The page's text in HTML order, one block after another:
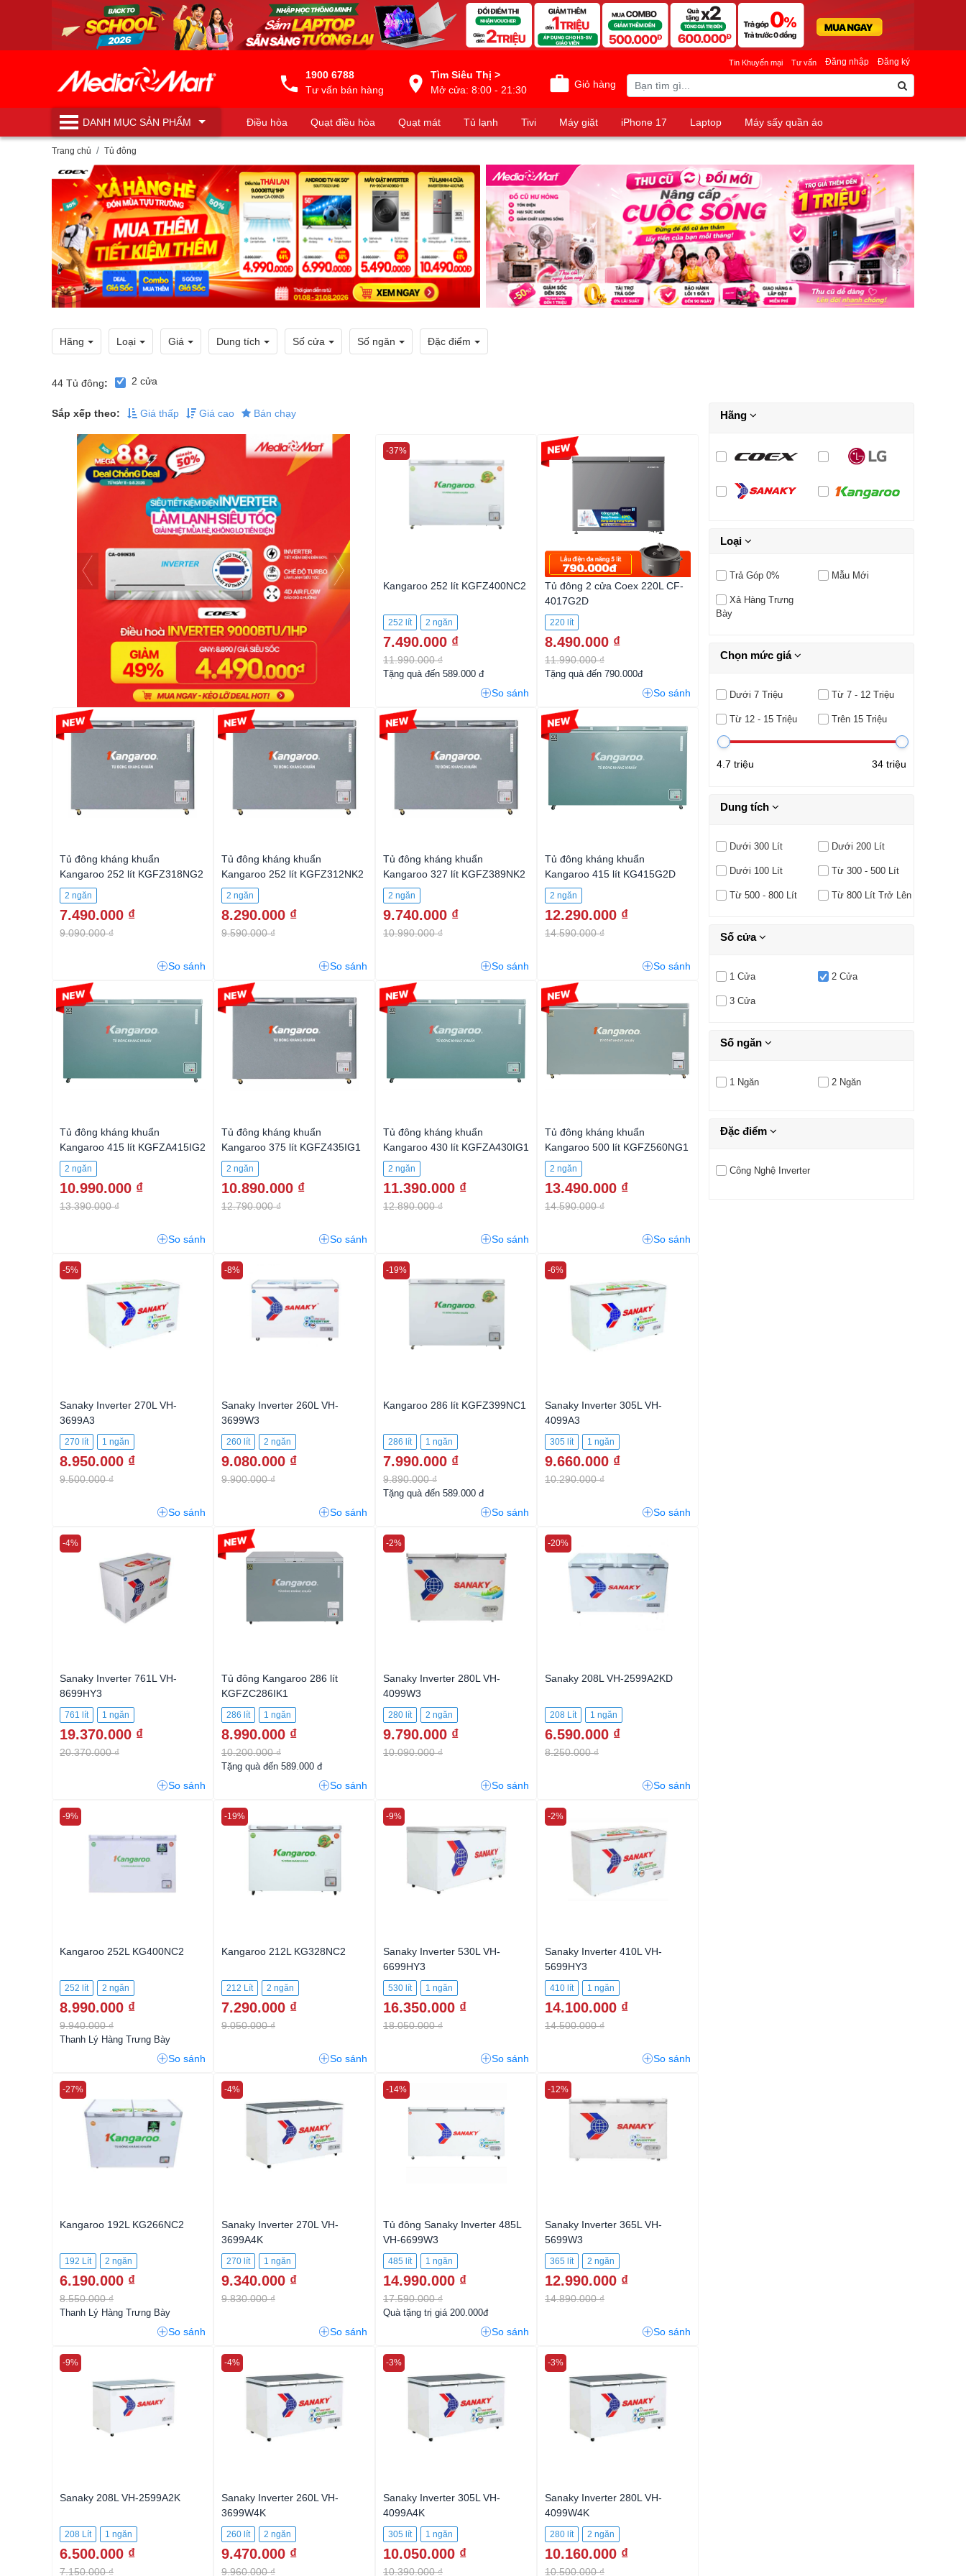
1900 6788
Tư vấn bán hàng
Tìm Siêu Thị >
Mở cửa: 8:00 - 21:30
Giỏ hàng
Đăng nhập Đăng ký
Tin Khuyến mại Tư vấn
DANH MỤCSẢN PHẨM Điều hòa Quạt điều hòa Quạt mát Tủ lạnh Tivi Máy giặt iPhone 17 Laptop
Máy sấy quần áo
Máy lọc nước
Trang chủ Tủ đông
Hãng Loại Giá Dung tích Số cửa Số ngăn Đặc điểm
44 Tủ đông: 2 cửa
Sắp xếp theo: Giá thấp Giá cao Bán chạy
Kangaroo 252 lít KGFZ400NC2
252 lít 2 ngăn
7.490.000 ₫
11.990.000 ₫
-37%
Tặng quà đến 589.000 đ
So sánh
Tủ đông 2 cửa Coex 220L CF-
4017G2D
220 lít
8.490.000 ₫
11.990.000 ₫
-29%
Tặng quà đến 790.000đ
So sánh
Tủ đông kháng khuẩn
Kangaroo 252 lít KGFZ318NG2
2 ngăn
7.490.000 ₫
9.090.000 ₫
-17%
So sánh
Tủ đông kháng khuẩn
Kangaroo 252 lít KGFZ312NK2
2 ngăn
8.290.000 ₫
9.590.000 ₫
-13%
So sánh
Tủ đông kháng khuẩn
Kangaroo 327 lít KGFZ389NK2
2 ngăn
9.740.000 ₫
10.990.000 ₫
-11%
So sánh
Tủ đông kháng khuẩn
Kangaroo 415 lít KG415G2D
2 ngăn
12.290.000 ₫
14.590.000 ₫
-15%
So sánh
Tủ đông kháng khuẩn
Kangaroo 415 lít KGFZA415IG2
2 ngăn
10.990.000 ₫
13.390.000 ₫
-17%
So sánh
Tủ đông kháng khuẩn
Kangaroo 375 lít KGFZ435IG1
2 ngăn
10.890.000 ₫
12.790.000 ₫
-14%
So sánh
Tủ đông kháng khuẩn
Kangaroo 430 lít KGFZA430IG1
2 ngăn
11.390.000 ₫
12.890.000 ₫
-11%
So sánh
Tủ đông kháng khuẩn
Kangaroo 500 lít KGFZ560NG1
2 ngăn
13.490.000 ₫
14.590.000 ₫
-7%
So sánh
Sanaky Inverter 270L VH-
3699A3
270 lít 1 ngăn
8.950.000 ₫
9.500.000 ₫
-5%
So sánh
Sanaky Inverter 260L VH-
3699W3
260 lít 2 ngăn
9.080.000 ₫
9.900.000 ₫
-8%
So sánh
Kangaroo 286 lít KGFZ399NC1
286 lít 1 ngăn
7.990.000 ₫
9.890.000 ₫
-19%
Tặng quà đến 589.000 đ
So sánh
Sanaky Inverter 305L VH-
4099A3
305 lít 1 ngăn
9.660.000 ₫
10.290.000 ₫
-6%
So sánh
Sanaky Inverter 761L VH-
8699HY3
761 lít 1 ngăn
19.370.000 ₫
20.370.000 ₫
-4%
So sánh
Tủ đông Kangaroo 286 lít
KGFZC286IK1
286 lít 1 ngăn
8.990.000 ₫
10.200.000 ₫
-11%
Tặng quà đến 589.000 đ
So sánh
Sanaky Inverter 280L VH-
4099W3
280 lít 2 ngăn
9.790.000 ₫
10.090.000 ₫
-2%
So sánh
Sanaky 208L VH-2599A2KD
208 Lít 1 ngăn
6.590.000 ₫
8.250.000 ₫
-20%
So sánh
Kangaroo 252L KG400NC2
252 lít 2 ngăn
8.990.000 ₫
9.940.000 ₫
-9%
Thanh Lý Hàng Trưng Bày
So sánh
Kangaroo 212L KG328NC2
212 Lít 2 ngăn
7.290.000 ₫
9.050.000 ₫
-19%
So sánh
Sanaky Inverter 530L VH-
6699HY3
530 lít 1 ngăn
16.350.000 ₫
18.050.000 ₫
-9%
So sánh
Sanaky Inverter 410L VH-
5699HY3
410 lít 1 ngăn
14.100.000 ₫
14.500.000 ₫
-2%
So sánh
Kangaroo 192L KG266NC2
192 Lít 2 ngăn
6.190.000 ₫
8.550.000 ₫
-27%
Thanh Lý Hàng Trưng Bày
So sánh
Sanaky Inverter 270L VH-
3699A4K
270 lít 1 ngăn
9.340.000 ₫
9.830.000 ₫
-4%
So sánh
Tủ đông Sanaky Inverter 485L
VH-6699W3
485 lít 1 ngăn
14.990.000 ₫
17.590.000 ₫
-14%
Quà tặng trị giá 200.000đ
So sánh
Sanaky Inverter 365L VH-
5699W3
365 lít 2 ngăn
12.990.000 ₫
14.890.000 ₫
-12%
So sánh
Sanaky 208L VH-2599A2K
208 Lít 1 ngăn
6.500.000 ₫
7.150.000 ₫
-9%
Sanaky Inverter 260L VH-
3699W4K
260 lít 2 ngăn
9.470.000 ₫
9.960.000 ₫
-4%
Sanaky Inverter 305L VH-
4099A4K
305 lít 1 ngăn
10.050.000 ₫
10.390.000 ₫
-3%
Sanaky Inverter 280L VH-
4099W4K
280 lít 2 ngăn
10.160.000 ₫
10.500.000 ₫
-3%
Hãng
Loại
Trả Góp 0% Mẫu Mới
Xả Hàng Trưng
Bày
Chọn mức giá
Dưới 7 Triệu Từ 7 - 12 Triệu
Từ 12 - 15 Triệu Trên 15 Triệu
4.7 triệu 34 triệu
Dung tích
Dưới 300 Lít Dưới 200 Lít
Dưới 100 Lít Từ 300 - 500 Lít
Từ 500 - 800 Lít Từ 800 Lít Trở Lên
Số cửa
1 Cửa 2 Cửa
3 Cửa
Số ngăn
1 Ngăn 2 Ngăn
Đặc điểm
Công Nghệ Inverter